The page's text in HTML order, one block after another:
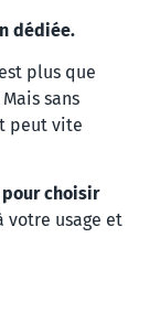
dédiée.
plus que
sans
peut vite
pour choisir
votre usage et